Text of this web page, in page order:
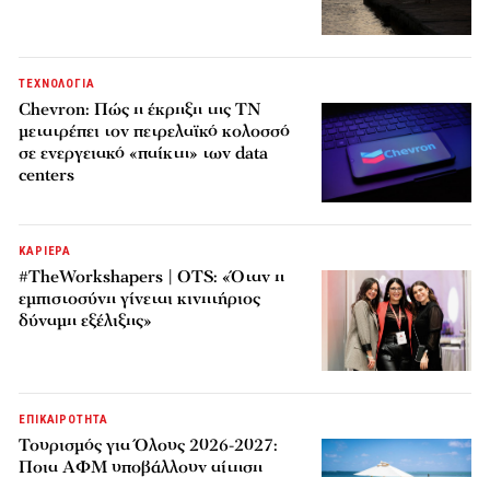
ΤΕΧΝΟΛΟΓΙΑ
Chevron: Πώς η έκρηξη της ΤΝ
μετατρέπει τον πετρελαϊκό κολοσσό
σε ενεργειακό «παίκτη» των data
centers
ΚΑΡΙΕΡΑ
#TheWorkshapers | OTS: «Όταν η
εμπιστοσύνη γίνεται κινητήριος
δύναμη εξέλιξης»
ΕΠΙΚΑΙΡΟΤΗΤΑ
Τουρισμός για Όλους 2026-2027:
Ποια ΑΦΜ υποβάλλουν αίτηση